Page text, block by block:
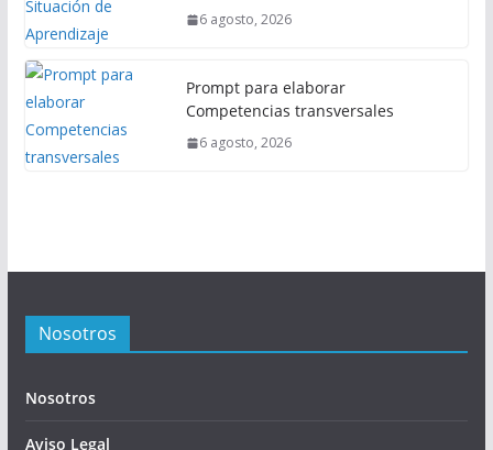
6 agosto, 2026
Prompt para elaborar
Competencias transversales
6 agosto, 2026
Nosotros
Nosotros
Aviso Legal